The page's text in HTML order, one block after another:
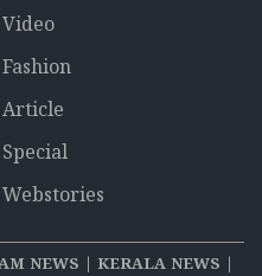
Video
Fashion
Article
Special
Webstories
NEWS | KERALA NEWS |